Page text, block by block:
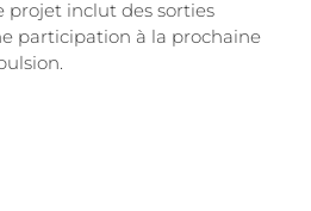
projet inclut des sorties
participation à la prochaine